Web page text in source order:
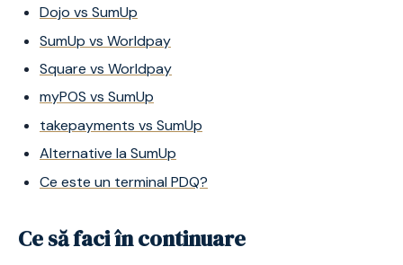
Dojo vs SumUp
SumUp vs Worldpay
Square vs Worldpay
myPOS vs SumUp
takepayments vs SumUp
Alternative la SumUp
Ce este un terminal PDQ?
Ce să faci în continuare